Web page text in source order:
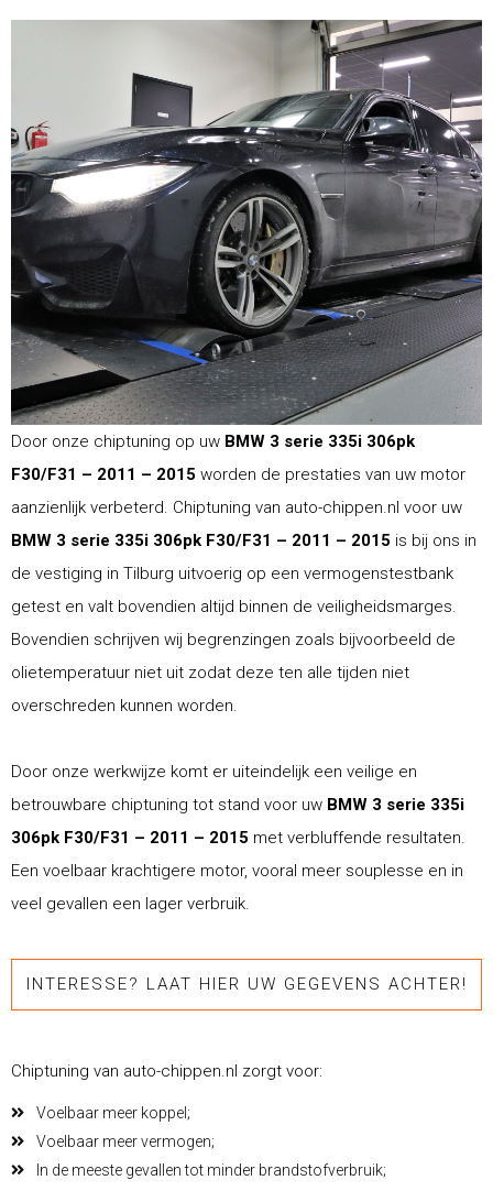
Door onze chiptuning op uw BMW 3 serie 335i 306pk
F30/F31 – 2011 – 2015 worden de prestaties van uw motor
aanzienlijk verbeterd. Chiptuning van auto-chippen.nl voor uw
BMW 3 serie 335i 306pk F30/F31 – 2011 – 2015 is bij ons in
de vestiging in Tilburg uitvoerig op een vermogenstestbank
getest en valt bovendien altijd binnen de veiligheidsmarges.
Bovendien schrijven wij begrenzingen zoals bijvoorbeeld de
olietemperatuur niet uit zodat deze ten alle tijden niet
overschreden kunnen worden.
Door onze werkwijze komt er uiteindelijk een veilige en
betrouwbare chiptuning tot stand voor uw BMW 3 serie 335i
306pk F30/F31 – 2011 – 2015 met verbluffende resultaten.
Een voelbaar krachtigere motor, vooral meer souplesse en in
veel gevallen een lager verbruik.
INTERESSE? LAAT HIER UW GEGEVENS ACHTER!
Chiptuning van auto-chippen.nl zorgt voor:
Voelbaar meer koppel;
Voelbaar meer vermogen;
In de meeste gevallen tot minder brandstofverbruik;